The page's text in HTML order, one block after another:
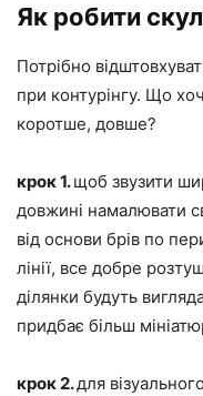
Як робити
Потрібно
при контурінгу. Що
коротше, довше?
крок 1.щоб звузити
довжині намалювати
від основи брів по
лінії, все добре
ділянки будуть
придбає більш
крок 2.для